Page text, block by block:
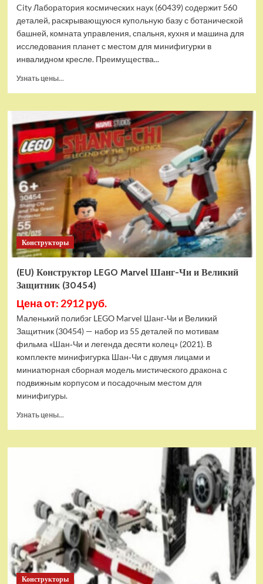
City Лаборатория космических наук (60439) содержит 560
деталей, раскрывающуюся купольную базу с ботанической
башней, комната управления, спальня, кухня и машина для
исследования планет с местом для минифигурки в
инвалидном кресле. Преимущества...
Узнать цены...
(EU)
Конструктор
LEGO
City
Лаборатория
космических
наук
(60439)
Конструкторы
(EU) Конструктор LEGO Marvel Шанг-Чи и Великий
Защитник (30454)
Цена от: 2912 руб.
Маленький полибэг LEGO Marvel Шанг‑Чи и Великий
Защитник (30454) — набор из 55 деталей по мотивам
фильма «Шан‑Чи и легенда десяти колец» (2021). В
комплекте минифигурка Шан‑Чи с двумя лицами и
миниатюрная сборная модель мистического дракона с
подвижным корпусом и посадочным местом для
минифигуры.
Узнать цены...
(EU)
Шанг-
Чи
и
Великий
Защитник
(30454)
Конструкторы